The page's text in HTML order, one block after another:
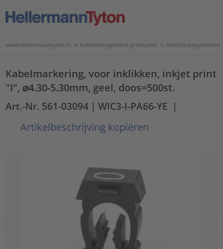
www.hellermanntyton.nl > Kabelmanagement producten > Identificatiesystemen
Kabelmarkering, voor inklikken, inkjet print
"I", ⌀4.30-5.30mm, geel, doos=500st.
Art.-Nr. 561-03094 | WIC3-I-PA66-YE |
Artikelbeschrijving kopiëren